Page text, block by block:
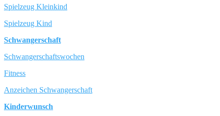
Spielzeug Kleinkind
Spielzeug Kind
Schwangerschaft
Schwangerschaftswochen
Fitness
Anzeichen Schwangerschaft
Kinderwunsch